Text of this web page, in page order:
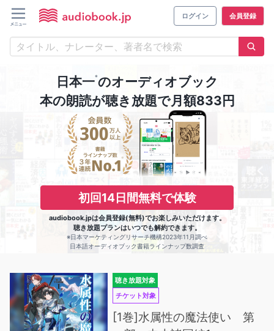
ログイン 会員登録
日本一※のオーディオブック
本の朗読が聴き放題で月額833円
初回14日間無料で体験
audiobook.jpは会員登録(無料)でお楽しみいただけます。
聴き放題プランはいつでも解約できます。
※日本マーケティングリサーチ機構2023年11月調べ
日本語オーディオブック書籍ラインナップ数調査
聴き放題対象
チケット対象
[1巻]水属性の魔法使い 第